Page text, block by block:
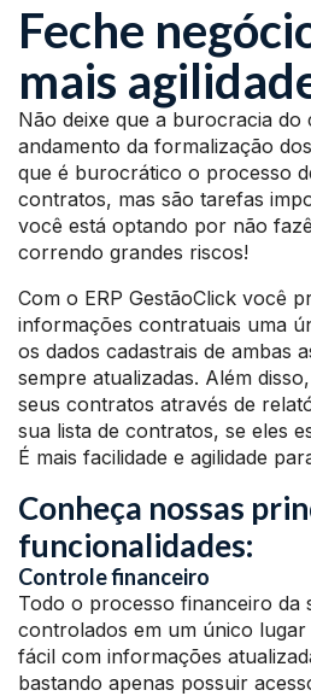
Feche
mais
Não deixe que a burocracia do
andamento da formalização
que é burocrático o processo
contratos, mas são tarefas
você está optando por não
correndo grandes riscos!
Com o ERP GestãoClick você
informações contratuais uma
os dados cadastrais de ambas
sempre atualizadas. Além
seus contratos através de
sua lista de contratos, se eles
É mais facilidade e agilidade
Conheça nossas
funcionalidades:
Controle financeiro
Todo o processo financeiro da
controlados em um único
fácil com informações
bastando apenas possuir